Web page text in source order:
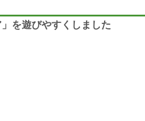
を遊びやすくしました